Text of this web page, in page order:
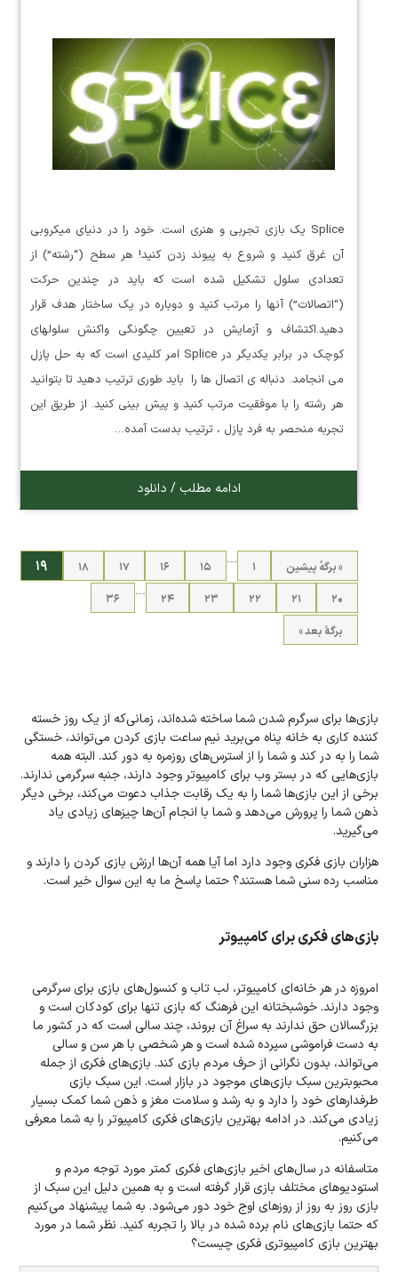
Splice یک بازی تجربی و هنری است. خود را در دنیای میکروبی
آن غرق کنید و شروع به پیوند زدن کنید! هر سطح (“رشته”) از
تعدادی سلول تشکیل شده است که باید در چندین حرکت
(“اتصالات”) آنها را مرتب کنید و دوباره در یک ساختار هدف قرار
دهید.اکتشاف و آزمایش در تعیین چگونگی واکنش سلولهای
کوچک در برابر یکدیگر در Splice امر کلیدی است که به حل پازل
می انجامد. دنباله ی اتصال ها را باید طوری ترتیب دهید تا بتوانید
هر رشته را با موفقیت مرتب کنید و پیش بینی کنید. از طریق این
تجربه منحصر به فرد پازل ، ترتیب بدست آمده…
ادامه مطلب / دانلود
« برگه‌ٔ پیشین ۱
…
۱۵ ۱۶ ۱۷ ۱۸ ۱۹
۲۰ ۲۱ ۲۲ ۲۳ ۲۴
…
۳۶
برگهٔ بعد »
بازی‌ها برای سرگرم شدن شما ساخته شده‌اند، زمانی‌که از یک روز خسته
کننده کاری به خانه پناه می‌برید نیم ساعت بازی کردن می‌تواند، خستگی
شما را به در کند و شما را از استرس‌های روزمره به دور کند. البته همه
بازی‌هایی که در بستر وب برای کامپیوتر وجود دارند، جنبه سرگرمی ندارند.
برخی از این بازی‌ها شما را به یک رقابت جذاب دعوت می‌کند، برخی دیگر
ذهن شما را پرورش می‌دهد و شما با انجام آن‌ها چیزهای زیادی یاد
می‌گیرید.
هزاران بازی فکری وجود دارد اما آیا همه آن‌ها ارزش بازی کردن را دارند و
مناسب رده سنی شما هستند؟ حتما پاسخ ما به این سوال خیر است.
بازی‌های فکری برای کامپیوتر
امروزه در هر خانه‌ای کامپیوتر، لب تاب و کنسول‌های بازی برای سرگرمی
وجود دارند. خوشبختانه این فرهنگ که بازی تنها برای کودکان است و
بزرگسالان حق ندارند به سراغ آن بروند، چند سالی است که در کشور ما
به دست فراموشی سپرده شده است و هر شخصی با هر سن و سالی
می‌تواند، بدون نگرانی از حرف مردم بازی کند. بازی‌های فکری از جمله
محبوبترین سبک بازی‌های موجود در بازار است. این سبک بازی
طرفدارهای خود را دارد و به رشد و سلامت مغز و ذهن شما کمک بسیار
زیادی می‌کند. در ادامه بهترین بازی‌های فکری کامپیوتر را به شما معرفی
می‌کنیم.
متاسفانه در سال‌های اخیر بازی‌های فکری کمتر مورد توجه مردم و
استودیوهای مختلف بازی قرار گرفته است و به همین دلیل این سبک از
بازی روز به روز از روزهای اوج خود دور می‌شود. به شما پیشنهاد می‌کنیم
که حتما بازی‌های نام برده شده در بالا را تجربه کنید. نظر شما در مورد
بهترین بازی کامپیوتری فکری چیست؟